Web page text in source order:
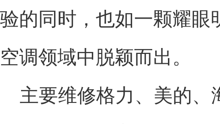
验的同时，也如一颗耀眼
空调领域中脱颖而出。
主要维修格力、美的、